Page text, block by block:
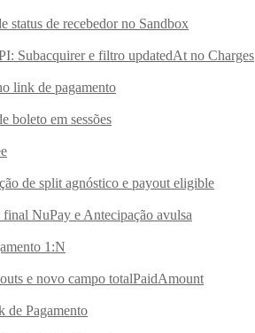
status de recebedor no Sandbox
Subacquirer e filtro updatedAt no Charges
link de pagamento
boleto em sessões
de split agnóstico e payout eligible
NuPay e Antecipação avulsa
1:N
e novo campo totalPaidAmount
de Pagamento